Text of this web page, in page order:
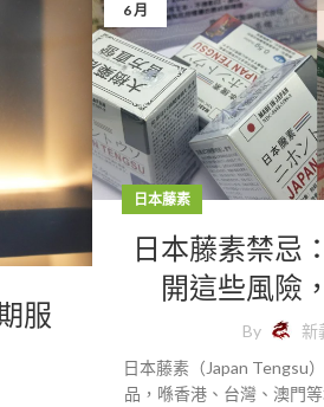
服
6 月
日本藤素
日本藤素禁忌
開這些風險
By
新
日本藤素（Japan Tengsu
品，喺香港、台灣、澳門